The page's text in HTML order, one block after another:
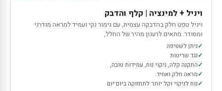
ויניל + למינציה | קלף והדבק
ויניל טפט חלק בהדבקה עצמית, עם גימור נקי ועמיד למראה מודרני
ומסודר. מתאים לרענון מהיר של החלל,
ניתן לשטיפה
נגד שריטות
התקנה קלה, ניקוי נוח, עמידות טובה,
מראה חלק ואחיד.
נוח לניקוי וקל יותר לתחזוקה ביום־יום